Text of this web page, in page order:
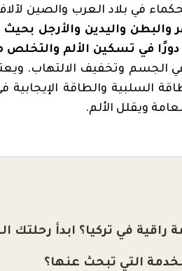
في بلاد العرب والصين
واليدين والأرجل
في تسكين الألم
الجسم وتخفيف الالتهاب.
السلبية والطاقة
ويقلل الألم.
راقية في تركيا؟ ابدأ رحلتك
التي تبحث عنها؟